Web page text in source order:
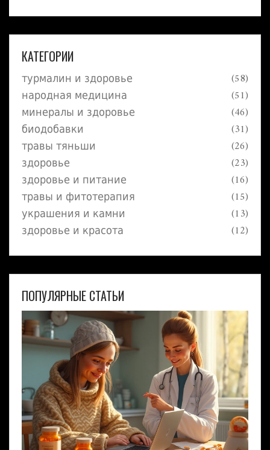
КАТЕГОРИИ
турмалин и здоровье (58)
народная медицина (51)
минералы и здоровье (46)
биодобавки (31)
травы тяньши (26)
здоровье (23)
здоровье и питание (16)
травы и фитотерапия (15)
украшения и камни (13)
здоровье и красота (12)
ПОПУЛЯРНЫЕ СТАТЬИ